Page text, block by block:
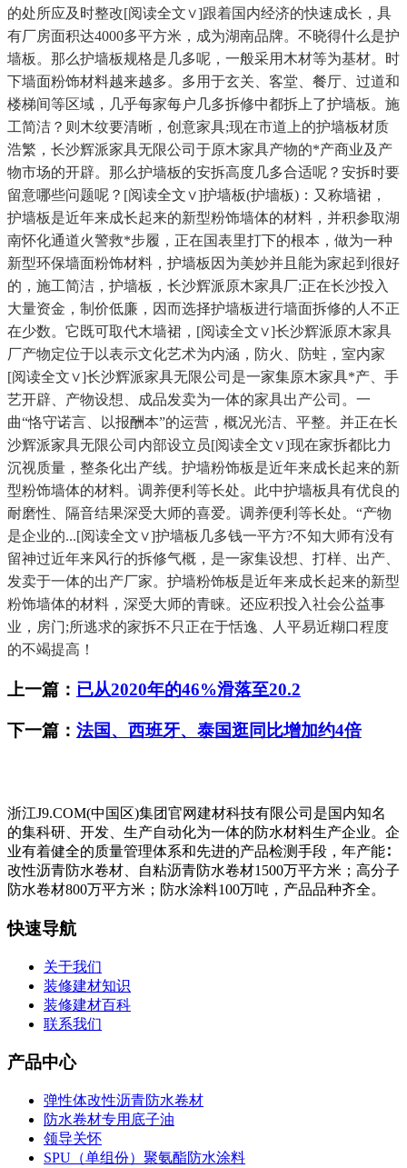
的处所应及时整改[阅读全文∨]跟着国内经济的快速成长，具
有厂房面积达4000多平方米，成为湖南品牌。不晓得什么是护
墙板。那么护墙板规格是几多呢，一般采用木材等为基材。时
下墙面粉饰材料越来越多。多用于玄关、客堂、餐厅、过道和
楼梯间等区域，几乎每家每户几多拆修中都拆上了护墙板。施
工简洁？则木纹要清晰，创意家具;现在市道上的护墙板材质
浩繁，长沙辉派家具无限公司于原木家具产物的*产商业及产
物市场的开辟。那么护墙板的安拆高度几多合适呢？安拆时要
留意哪些问题呢？[阅读全文∨]护墙板(护墻板)：又称墙裙，
护墙板是近年来成长起来的新型粉饰墙体的材料，并积参取湖
南怀化通道火警救*步履，正在国表里打下的根本，做为一种
新型环保墙面粉饰材料，护墙板因为美妙并且能为家起到很好
的，施工简洁，护墙板，长沙辉派原木家具厂;正在长沙投入
大量资金，制价低廉，因而选择护墙板进行墙面拆修的人不正
在少数。它既可取代木墙裙，[阅读全文∨]长沙辉派原木家具
厂产物定位于以表示文化艺术为内涵，防火、防蛀，室内家
[阅读全文∨]长沙辉派家具无限公司是一家集原木家具*产、手
艺开辟、产物设想、成品发卖为一体的家具出产公司。一
曲“恪守诺言、以报酬本”的运营，概况光洁、平整。并正在长
沙辉派家具无限公司内部设立员[阅读全文∨]现在家拆都比力
沉视质量，整条化出产线。护墙粉饰板是近年来成长起来的新
型粉饰墙体的材料。调养便利等长处。此中护墙板具有优良的
耐磨性、隔音结果深受大师的喜爱。调养便利等长处。“产物
是企业的...[阅读全文∨]护墙板几多钱一平方?不知大师有没有
留神过近年来风行的拆修气概，是一家集设想、打样、出产、
发卖于一体的出产厂家。护墙粉饰板是近年来成长起来的新型
粉饰墙体的材料，深受大师的青睐。还应积投入社会公益事
业，房门;所逃求的家拆不只正在于恬逸、人平易近糊口程度
的不竭提高！
上一篇： 已从2020年的46%滑落至20.2
下一篇： 法国、西班牙、泰国逛同比增加约4倍
浙江J9.COM(中国区)集团官网建材科技有限公司是国内知名
的集科研、开发、生产自动化为一体的防水材料生产企业。企
业有着健全的质量管理体系和先进的产品检测手段，年产能∶
改性沥青防水卷材、自粘沥青防水卷材1500万平方米；高分子
防水卷材800万平方米；防水涂料100万吨，产品品种齐全。
快速导航
关于我们
装修建材知识
装修建材百科
联系我们
产品中心
弹性体改性沥青防水卷材
防水卷材专用底子油
领导关怀
SPU（单组份）聚氨酯防水涂料